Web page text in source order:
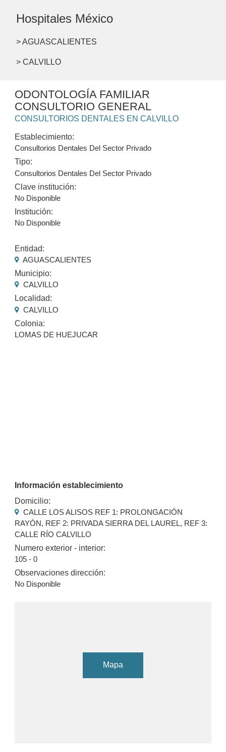
Hospitales México
> AGUASCALIENTES
> CALVILLO
ODONTOLOGÍA FAMILIAR
CONSULTORIO GENERAL
CONSULTORIOS DENTALES EN CALVILLO
Establecimiento:
Consultorios Dentales Del Sector Privado
Tipo:
Consultorios Dentales Del Sector Privado
Clave institución:
No Disponible
Institución:
No Disponible
Entidad:
AGUASCALIENTES
Municipio:
CALVILLO
Localidad:
CALVILLO
Colonia:
LOMAS DE HUEJUCAR
Información establecimiento
Domicilio:
CALLE LOS ALISOS REF 1: PROLONGACIÓN
RAYÓN, REF 2: PRIVADA SIERRA DEL LAUREL, REF 3:
CALLE RÍO CALVILLO
Numero exterior - interior:
105 - 0
Observaciones dirección:
No Disponible
Mapa